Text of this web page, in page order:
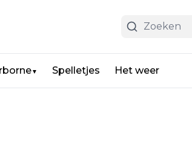
▼ Spelletjes Het weer